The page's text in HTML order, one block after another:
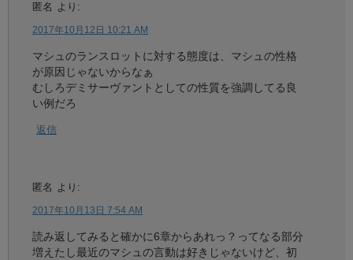
匿名 より:
2017年10月12日 10:21 AM
マシュのランスロットに対する態度は、マシュの性格
が原因じゃないからなぁ
むしろデミサーヴァントとしての性質を強調してる良
い例だろ
返信
匿名 より:
2017年10月13日 7:54 AM
読み返してみると確かに6章からあれっ？ってなる部分
増えたし最近のマシュの言動は好きじゃないけど、初